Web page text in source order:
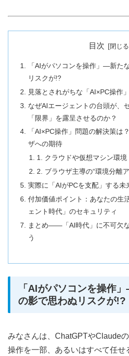
目次
「AIがパソコンを操作」―新た
リスクが!?
見落とされがちな「AI×PC操作
なぜAIエージェントの台頭が、
「限界」を露呈させるのか？
「AI×PC操作」問題の解決策は
ザへの期待
1. クラウドや仮想マシン環
2. ブラウザ主導の“環境分離
実際に「AIがPCを支配」する未
付加価値ポイント：あなたの生
ェント時代」のセキュリティ
まとめ――「AI時代」に不可欠な
う
「AIがパソコンを操作
の影で思わぬリスクが!?
みなさんは、ChatGPTやClaude
操作を一部、あるいはすべて任せ